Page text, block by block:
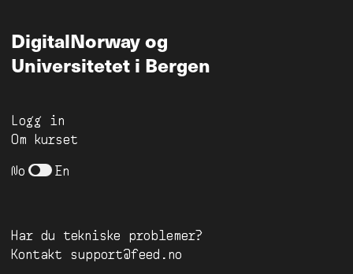
DigitalNorwayog
Universitetet i Bergen
Logg in
Om kurset
No En
Har du tekniske problemer?
Kontakt
support@feed.no